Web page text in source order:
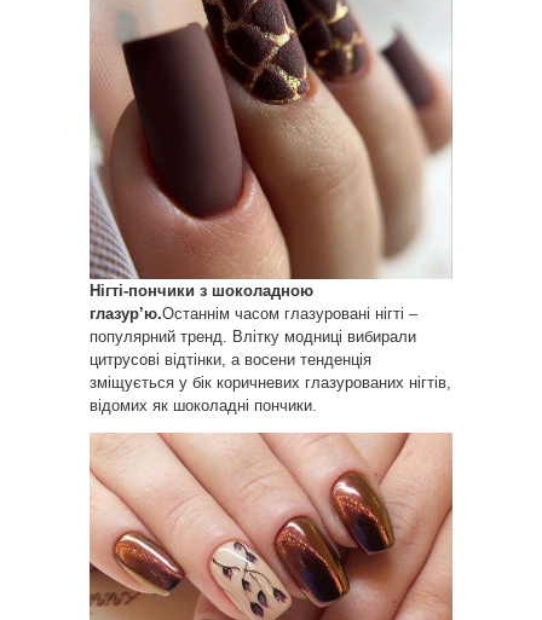
Нігті-пончики з шоколадною
глазур’ю.Останнім часом глазуровані нігті –
популярний тренд. Влітку модниці вибирали
цитрусові відтінки, а восени тенденція
зміщується у бік коричневих глазурованих нігтів,
відомих як шоколадні пончики.